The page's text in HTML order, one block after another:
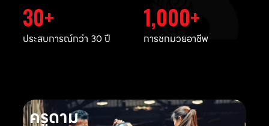
30
ประสบการณ์กว่า 30 ปี
1,000
การชกมวยอาชีพ
ครูดาม